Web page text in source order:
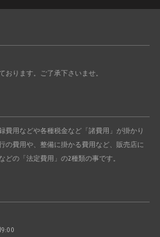
ります。ご了承下さいませ。
費用などや各種税金など「諸費用」が掛かり
の費用や、整備に掛かる費用など、販売店に
の「法定費用」の2種類の事です。